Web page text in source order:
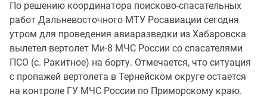
По решению координатора поисково-спасательных
работ Дальневосточного МТУ Росавиации сегодня
утром для проведения авиаразведки из Хабаровска
вылетел вертолет Ми-8 МЧС России со спасателями
ПСО (с. Ракитное) на борту. Отмечается, что ситуация
с пропажей вертолета в Тернейском округе остается
на контроле ГУ МЧС России по Приморскому краю.